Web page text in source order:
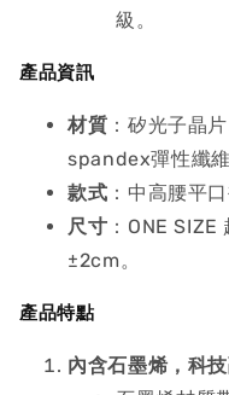
級。
產品資訊
材質 ：矽光子晶
spandex彈性纖維
款式 ：中高腰平
尺寸 ：ONE
±2cm。
產品特點
內含石墨烯，科技